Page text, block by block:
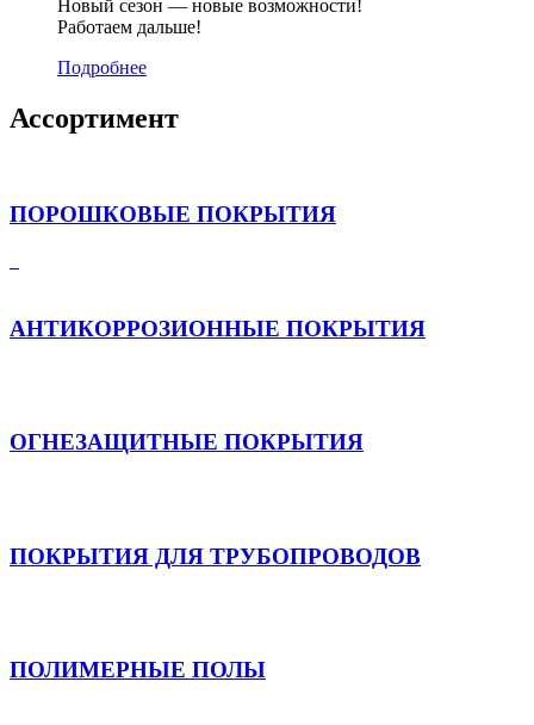
Новый сезон — новые возможности!
Работаем дальше!
Подробнее
Ассортимент
ПОРОШКОВЫЕ ПОКРЫТИЯ
АНТИКОРРОЗИОННЫЕ ПОКРЫТИЯ
ОГНЕЗАЩИТНЫЕ ПОКРЫТИЯ
ПОКРЫТИЯ ДЛЯ ТРУБОПРОВОДОВ
ПОЛИМЕРНЫЕ ПОЛЫ